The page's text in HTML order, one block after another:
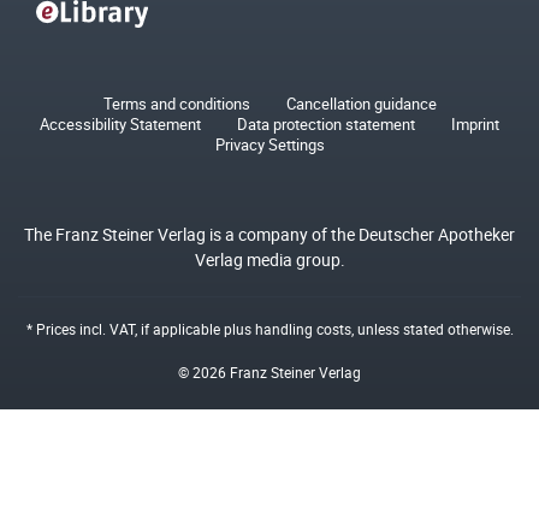
Terms and conditions
Cancellation guidance
Accessibility Statement
Data protection statement
Imprint
Privacy Settings
The Franz Steiner Verlag is a company of the Deutscher Apotheker
Verlag media group.
* Prices incl. VAT, if applicable plushandling costs, unless stated otherwise.
© 2026 Franz Steiner Verlag